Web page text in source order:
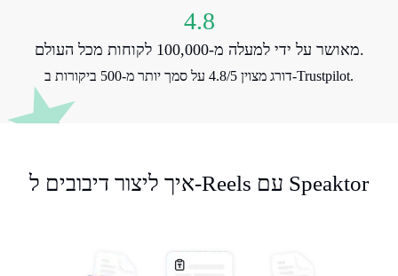
4.8
מאושר על ידי למעלה מ-100,000 לקוחות מכל העולם.
דורג מצוין 4.8/5 על סמך יותר מ-500 ביקורות ב-Trustpilot.
איך ליצור דיבובים ל-Reels עם Speaktor